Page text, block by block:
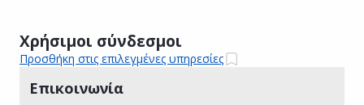
Χρήσιμοι σύνδεσμοι
Προσθήκη στις επιλεγμένες υπηρεσίες
Επικοινωνία